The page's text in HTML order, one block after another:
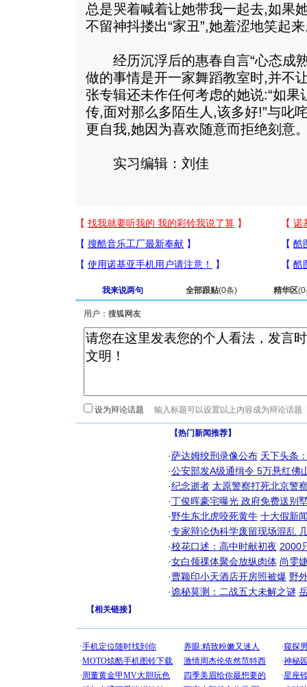
总是哭着喊着让她带我一起去,如果
不留神抖搂出“家丑”,她羞涩地笑起
经历沉浮后的惠春自言“心态成
做的事情是开一家舞蹈教室时,并不
张专辑还未作任何考虑的她说:“如
传,面对那么多陌生人,该多好!”与叱
更自我,她因为喜欢随意而拒绝刻意
实习编辑：刘佳
我来说两句 全部跟贴(0条) 精华区(0
用户：
设为辩论话题
【热门新闻推荐】
·萨达姆绞刑录像公布 天下头条
·公安部发A级通缉令 5万悬红佛
·纪念逝者 太原警察打死北京警
·丁俊晖豪宅曝光 政府免费送别
·野生东北虎咬死黄牛 十大假新
·专家辩论伪科学废留现场混乱
·校花口述：高中时献初夜 2000
·女白领祼体聚会放纵肉体 尚雯
·曹颖印小天酒店开房照被爆 野
·诡秘莫测：二战五大未解之谜
【相关链接】
[圣诞节]
你太多
要平安
[圣诞节]